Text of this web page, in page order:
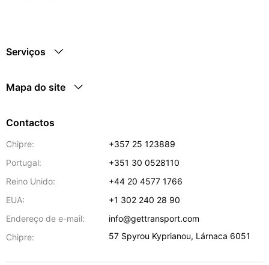
Serviços
Mapa do site
Contactos
Chipre:
+357 25 123889
Portugal:
+351 30 0528110
Reino Unido:
+44 20 4577 1766
EUA:
+1 302 240 28 90
Endereço de e-mail:
info@gettransport.com
Chipre:
57 Spyrou Kyprianou, Lárnaca 6051